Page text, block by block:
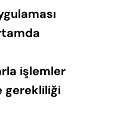
işlemler
gerekliliği